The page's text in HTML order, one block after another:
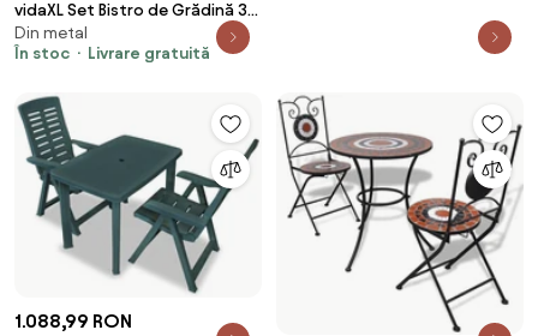
vidaXL Set Bistro de Grădină 3
pcs Alb Aluminiu
Din metal
În stoc
Livrare gratuită
1.088,99 RON